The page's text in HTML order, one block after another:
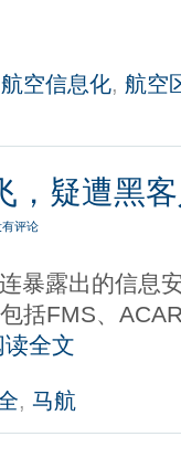
航空信息化, 航空
，疑遭黑
有评论
暴露出的信息
括FMS、
读全文
, 马航